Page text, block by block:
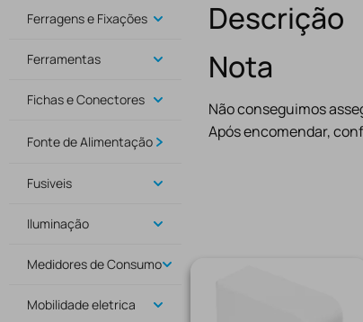
Ferragens e Fixações
Ferramentas
Fichas e Conectores
Fonte de Alimentação
Fusiveis
Iluminação
Medidores de Consumo
Mobilidade eletrica
Descrição
Nota
Não conseguimos
Após encomendar,